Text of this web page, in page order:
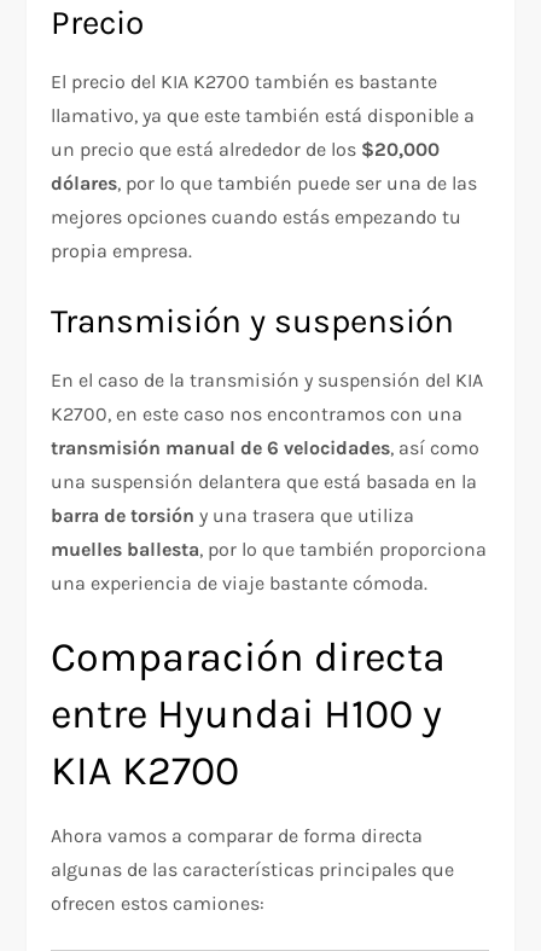
Precio
El precio del KIA K2700 también es bastante
llamativo, ya que este también está disponible a
un precio que está alrededor de los $20,000
dólares, por lo que también puede ser una de las
mejores opciones cuando estás empezando tu
propia empresa.
Transmisión y suspensión
En el caso de la transmisión y suspensión del KIA
K2700, en este caso nos encontramos con una
transmisión manual de 6 velocidades, así como
una suspensión delantera que está basada en la
barra de torsióny una trasera que utiliza
muelles ballesta, por lo que también proporciona
una experiencia de viaje bastante cómoda.
Comparación directa
entre Hyundai H100 y
KIA K2700
Ahora vamos a comparar de forma directa
algunas de las características principales que
ofrecen estos camiones: